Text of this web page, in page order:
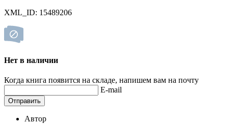
XML_ID: 15489206
Нет в наличии
Когда книга появится на складе, напишем вам на почту
E-mail
Отправить
Автор